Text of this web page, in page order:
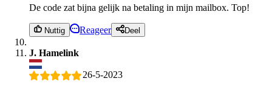
De code zat bijna gelijk na betaling in mijn mailbox. Top!
Nuttig Reageer Deel
J. Hamelink
26-5-2023